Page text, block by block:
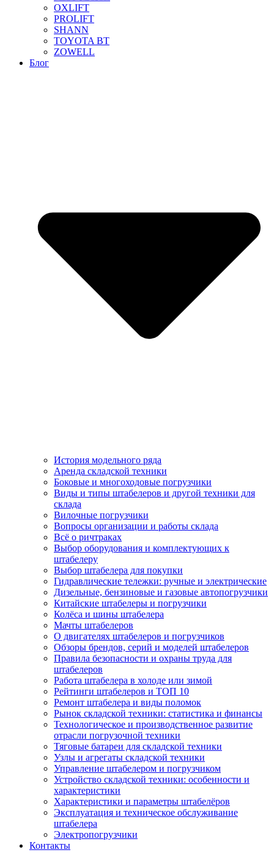
OXLIFT
PROLIFT
SHANN
TOYOTA BT
ZOWELL
Блог
История модельного ряда
Аренда складской техники
Боковые и многоходовые погрузчики
Виды и типы штабелеров и другой техники для
склада
Вилочные погрузчики
Вопросы организации и работы склада
Всё о ричтраках
Выбор оборудования и комплектующих к
штабелеру
Выбор штабелера для покупки
Гидравлические тележки: ручные и электрические
Дизельные, бензиновые и газовые автопогрузчики
Китайские штабелеры и погрузчики
Колёса и шины штабелера
Мачты штабелеров
О двигателях штабелеров и погрузчиков
Обзоры брендов, серий и моделей штабелеров
Правила безопасности и охраны труда для
штабелеров
Работа штабелера в холоде или зимой
Рейтинги штабелеров и ТОП 10
Ремонт штабелера и виды поломок
Рынок складской техники: статистика и финансы
Технологическое и производственное развитие
отрасли погрузочной техники
Тяговые батареи для складской техники
Узлы и агрегаты складской техники
Управление штабелером и погрузчиком
Устройство складской техники: особенности и
характеристики
Характеристики и параметры штабелёров
Эксплуатация и техническое обслуживание
штабелера
Электропогрузчики
Контакты